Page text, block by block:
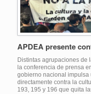
APDEA presente
Distintas agrupaciones de
la conferencia de prensa
gobierno nacional impulsa
directamente contra la
193, 195 y 196 que quita